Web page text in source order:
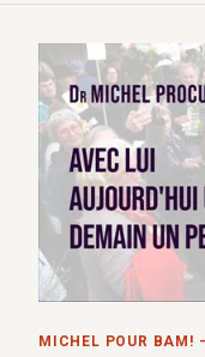
MICHEL POUR BAM!